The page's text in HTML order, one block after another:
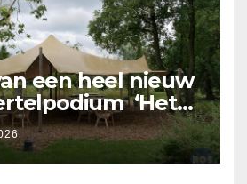
een heel nieuw
‘Het
Landelijke
Bomentuin D’n